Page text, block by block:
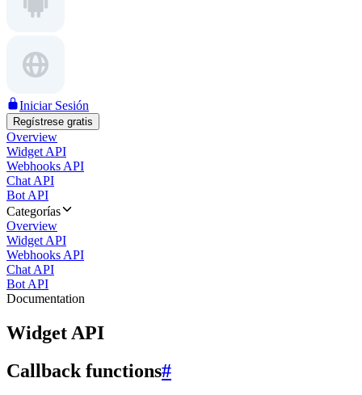
Iniciar Sesión
Regístrese gratis
Overview
Widget API
Webhooks API
Chat API
Bot API
Categorías
Overview
Widget API
Webhooks API
Chat API
Bot API
Documentation
Widget API
Callback functions#